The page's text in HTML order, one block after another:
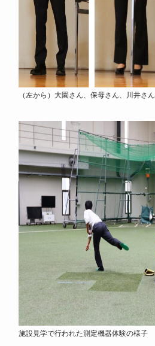
（左から）大園さん、保母さん、川井さん
施設見学で行われた測定機器体験の様子